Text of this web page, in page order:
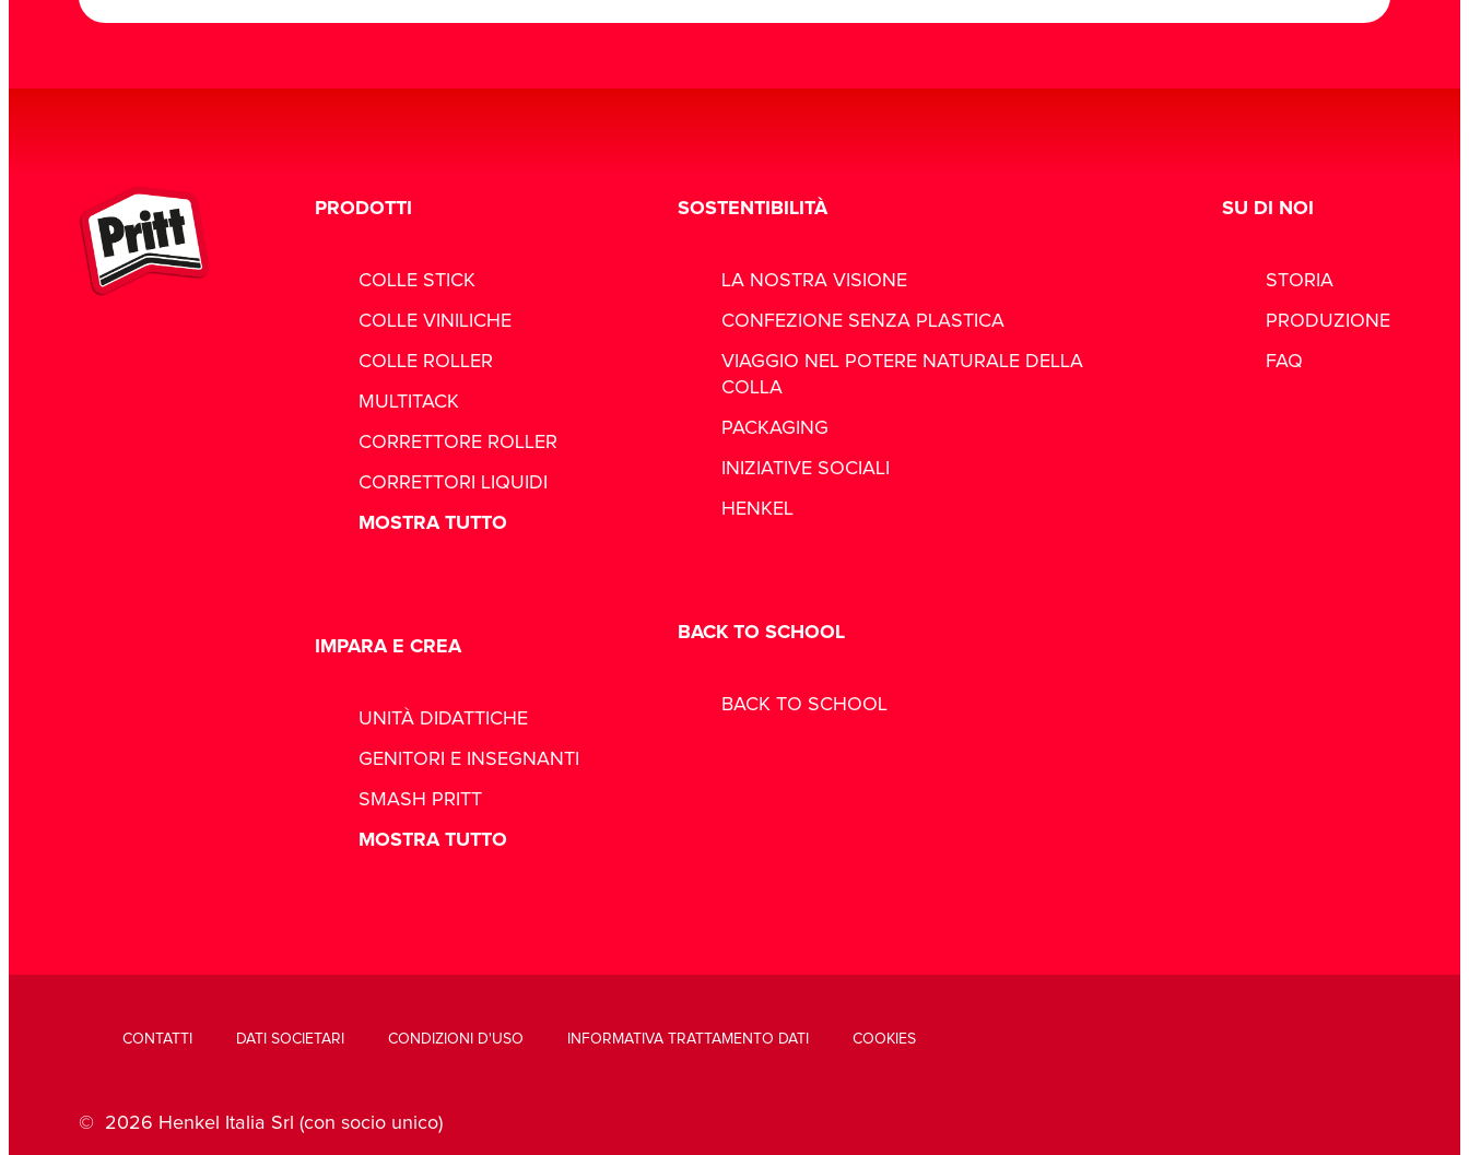
PRODOTTI
COLLE STICK
COLLE VINILICHE
COLLE ROLLER
MULTITACK
CORRETTORE ROLLER
CORRETTORI LIQUIDI
MOSTRA TUTTO
IMPARA E CREA
UNITÀ DIDATTICHE
GENITORI E INSEGNANTI
SMASH PRITT
MOSTRA TUTTO
SOSTENTIBILITÀ
LA NOSTRA VISIONE
CONFEZIONE SENZA PLASTICA
VIAGGIO NEL POTERE NATURALE DELLA
COLLA
PACKAGING
INIZIATIVE SOCIALI
HENKEL
BACK TO SCHOOL
BACK TO SCHOOL
SU DI NOI
STORIA
PRODUZIONE
FAQ
CONTATTI DATI SOCIETARI CONDIZIONI D'USO INFORMATIVA TRATTAMENTO DATI COOKIES
© 2026 Henkel Italia Srl (con socio unico)